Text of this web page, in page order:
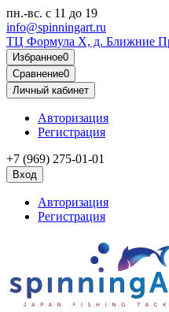
пн.-вс. с 11 до 19
info@spinningart.ru
ТЦ Формула X, д. Ближние
Избранное0
Сравнение0
Личный кабинет
Авторизация
Регистрация
+7 (969) 275-01-01
Вход
Авторизация
Регистрация